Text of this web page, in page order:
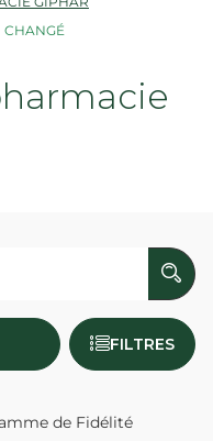
CHANGÉ
FILTRES
de Fidélité